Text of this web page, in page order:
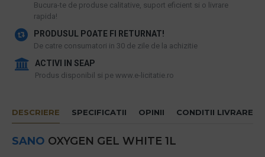
​Bucura-te de produse calitative, suport eficient si o livrare
rapida!
PRODUSUL POATE FI RETURNAT!
De catre consumatori in 30 de zile de la achizitie
ACTIVI IN SEAP
Produs disponibil si pe www.e-licitatie.ro
DESCRIERE SPECIFICATII OPINII CONDITII LIVRARE
SANO OXYGEN GEL WHITE 1L